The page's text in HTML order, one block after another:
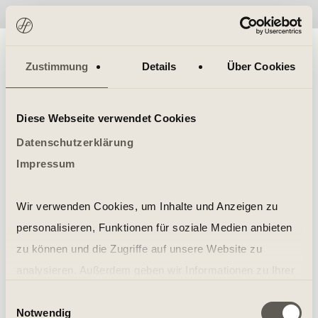
Zustimmung Details Über Cookies
Diese Webseite verwendet Cookies
Datenschutzerklärung
Impressum
Wir verwenden Cookies, um Inhalte und Anzeigen zu
personalisieren, Funktionen für soziale Medien anbieten
zu können und die Zugriffe auf unsere Website zu
soziale Medien, Werbung und Analysen weiter. Unsere
Notwendig